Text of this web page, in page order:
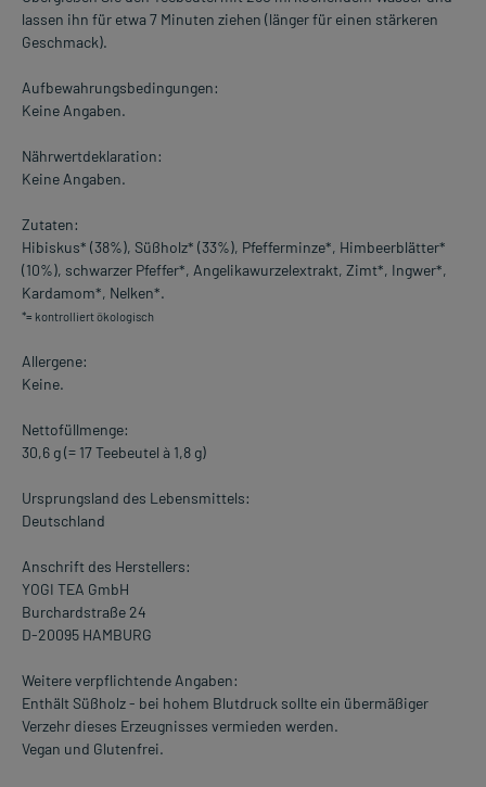
lassen ihn für etwa 7 Minuten ziehen (länger für einen stärkeren
Geschmack).
Aufbewahrungsbedingungen:
Keine Angaben.
Nährwertdeklaration:
Keine Angaben.
Zutaten:
Hibiskus* (38%), Süßholz* (33%), Pfefferminze*, Himbeerblätter*
(10%), schwarzer Pfeffer*, Angelikawurzelextrakt, Zimt*, Ingwer*,
Kardamom*, Nelken*.
*= kontrolliert ökologisch
Allergene:
Keine.
Nettofüllmenge:
30,6 g (= 17 Teebeutel à 1,8 g)
Ursprungsland des Lebensmittels:
Deutschland
Anschrift des Herstellers:
YOGI TEA GmbH
Burchardstraße 24
D-20095 HAMBURG
Weitere verpflichtende Angaben:
Enthält Süßholz - bei hohem Blutdruck sollte ein übermäßiger
Verzehr dieses Erzeugnisses vermieden werden.
Vegan und Glutenfrei.